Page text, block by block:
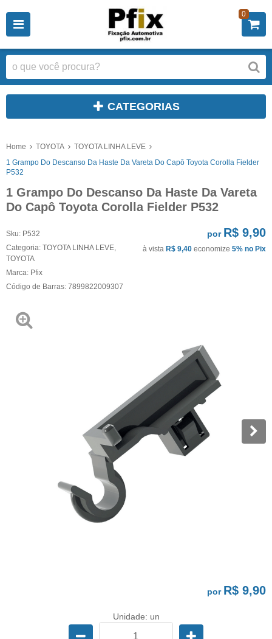
0
CATEGORIAS
Home TOYOTA
TOYOTA LINHA LEVE
1 Grampo Do Descanso Da Haste Da Vareta Do Capô Toyota Corolla Fielder
P532
1 Grampo Do Descanso Da Haste Da Vareta
Do Capô Toyota Corolla Fielder P532
Sku: P532
Categoria: TOYOTA LINHA LEVE
TOYOTA
Marca: Pfix
Código de Barras: 7899822009307
por R$ 9,90
à vista R$ 9,40 economize 5% no Pix
por R$ 9,90
Unidade: un